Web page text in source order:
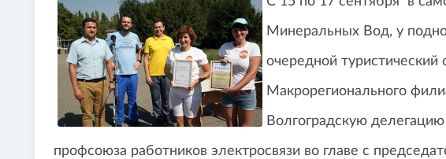
Минеральных Вод, у
очередной туристический
Макрорегионального
Волгоградскую
профсоюза работников электросвязи во главе с